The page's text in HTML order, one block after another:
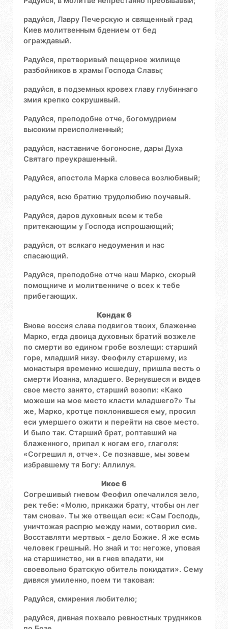
радуйся, Лавру Печерскую и священный град
Киев молитвенным бдением от бед
ограждавый.
Радуйся, претворивый пещерное жилище
разбойников в храмы Господа Славы;
радуйся, в подземных кровех главу глубиннаго
змия крепко сокрушивый.
Радуйся, преподобне отче, богомудрием
высоким преисполненный;
радуйся, наставниче богоносне, дары Духа
Святаго преукрашенный.
Радуйся, апостола Марка словеса возлюбивый;
радуйся, всю братию трудолюбию поучавый.
Радуйся, даров духовных всем к тебе
притекающим у Господа испрошающий;
радуйся, от всякаго недоумения и нас
спасающий.
Радуйся, преподобне отче наш Марко, скорый
помощниче и молитвенниче о всех к тебе
прибегающих.
Кондак 6
Внове воссия слава подвигов твоих, блаженне
Марко, егда двоица духовных братий возжеле
по смерти во едином гробе возлещи: старший
горе, младший низу. Феофилу старшему, из
монастыря временно исшедшу, пришла весть о
смерти Иоанна, младшего. Вернувшеся и видев
свое место занято, старший возопи: «Како
можеши на мое место класти младшего?» Ты
же, Марко, кротце поклонившеся ему, просил
еси умершего ожити и перейти на свое место.
И было так. Старший брат, роптавший на
блаженного, припал к ногам его, глаголя:
«Согрешил я, отче». Се познавше, мы зовем
избравшему тя Богу: Аллилуя.
Икос 6
Согрешивый гневом Феофил опечалился зело,
рек тебе: «Молю, прикажи брату, чтобы он лег
там снова». Ты же отвещал еси: «Сам Господь,
уничтожая распрю между нами, сотворил сие.
Восставляти мертвых - дело Божие. Я же есмь
человек грешный. Но знай и то: негоже, уповая
на старшинство, ни в гнев впадати, ни
своевольно братскую обитель покидати». Сему
дивяся умиленно, поем ти таковая:
Радуйся, смирения любителю;
радуйся, дивная похвало ревностных трудников